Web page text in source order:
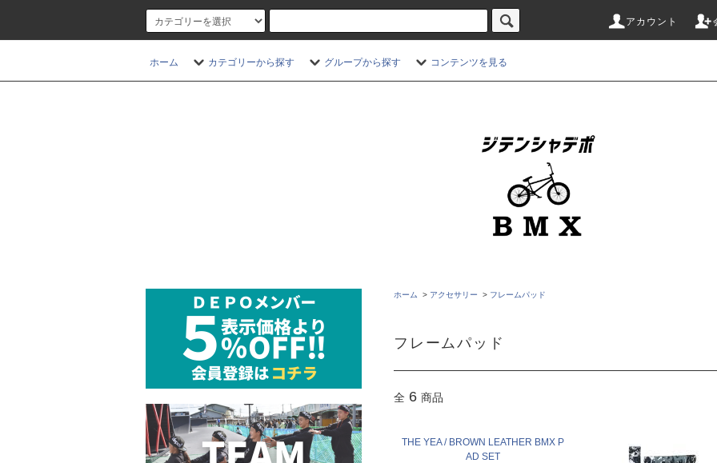
アカウント
ホーム カテゴリーから探す グループから探す コンテンツを見る
ホーム > アクセサリー > フレームパッド
フレームパッド
全 6 商品
THE YEA / BROWN LEATHER BMX P
AD SET